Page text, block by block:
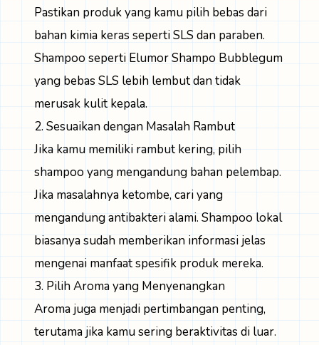
Pastikan produk yang kamu pilih bebas dari
bahan kimia keras seperti SLS dan paraben.
Shampoo seperti Elumor Shampo Bubblegum
yang bebas SLS lebih lembut dan tidak
merusak kulit kepala.
2. Sesuaikan dengan Masalah Rambut
Jika kamu memiliki rambut kering, pilih
shampoo yang mengandung bahan pelembap.
Jika masalahnya ketombe, cari yang
mengandung antibakteri alami. Shampoo lokal
biasanya sudah memberikan informasi jelas
mengenai manfaat spesifik produk mereka.
3. Pilih Aroma yang Menyenangkan
Aroma juga menjadi pertimbangan penting,
terutama jika kamu sering beraktivitas di luar.